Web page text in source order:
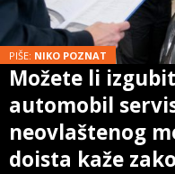
PIŠE: NIKO POZNAT
Možete li
automobil
neovlaštenog
doista kaže